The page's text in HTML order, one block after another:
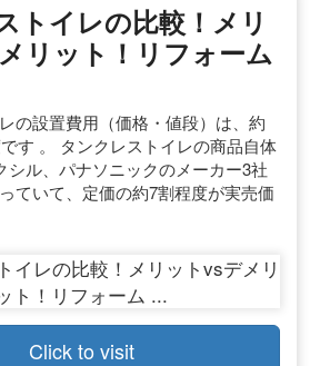
トイレの比較！メリ
リット！リフォーム
の設置費用（価格・値段）は、約
す 。 タンクレストイレの商品自体
シル、パナソニックのメーカー3社
ていて、定価の約7割程度が実売価
Click to visit